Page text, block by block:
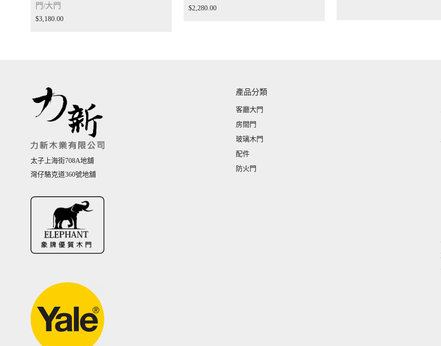
門/大門
$3,180.00
$2,280.00
太子上海街708A地舖
灣仔駱克道360號地舖
產品分類
客廳大門
房間門
玻璃木門
配件
防火門